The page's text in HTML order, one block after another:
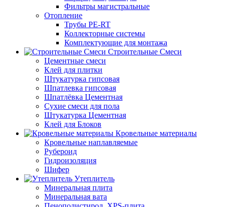
Фильтры магистральные
Отопление
Трубы PE-RT
Коллекторные системы
Комплектующие для монтажа
Строительные Смеси
Цементные смеси
Клей для плитки
Штукатурка гипсовая
Шпатлевка гипсовая
Шпатлёвка Цементная
Сухие смеси для пола
Штукатурка Цементная
Клей для Блоков
Кровельные материалы
Кровельные наплавляемые
Рубероид
Гидроизоляция
Шифер
Утеплитель
Минеральная плита
Минеральная вата